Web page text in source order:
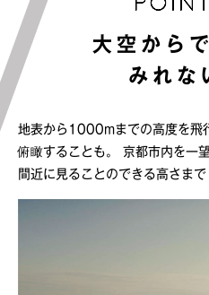
大空から
みれな
地表から1000mまでの高度を飛
俯瞰することも。
京都市内を一
間近に見ることのできる高さまで